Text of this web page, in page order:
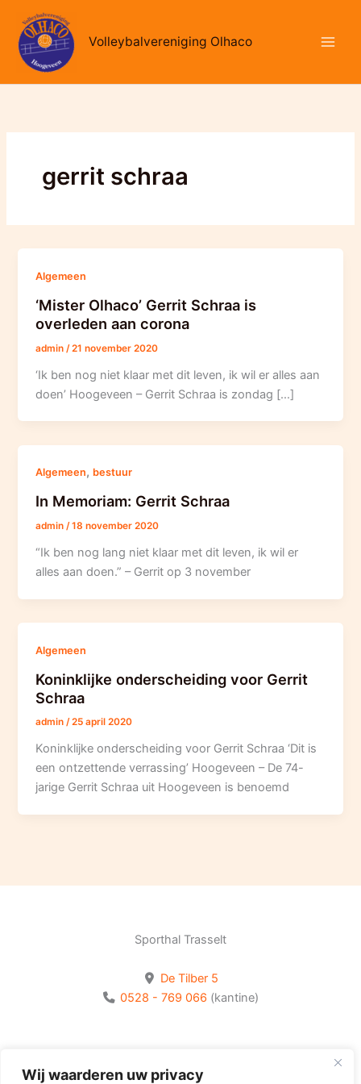
Wij waarderen uw privacy
naar
inhoud
Volleybalvereniging Olhaco
gerrit schraa
Algemeen
‘Mister Olhaco’ Gerrit Schraa is
overleden aan corona
admin /21 november 2020
‘Ik ben nog niet klaar met dit leven, ik wil er alles aan
doen’ Hoogeveen – Gerrit Schraa is zondag […]
Algemeen, bestuur
In Memoriam: Gerrit Schraa
admin/18 november 2020
“Ik ben nog lang niet klaar met dit leven, ik wil er
alles aan doen.” – Gerrit op 3 november
Algemeen
Koninklijke onderscheiding voor Gerrit
Schraa
admin/25 april 2020
Koninklijke onderscheiding voor Gerrit Schraa ‘Dit is
een ontzettende verrassing’ Hoogeveen – De 74-
jarige Gerrit Schraa uit Hoogeveen is benoemd
Sporthal Trasselt
De Tilber 5
0528 - 769 066 (kantine)